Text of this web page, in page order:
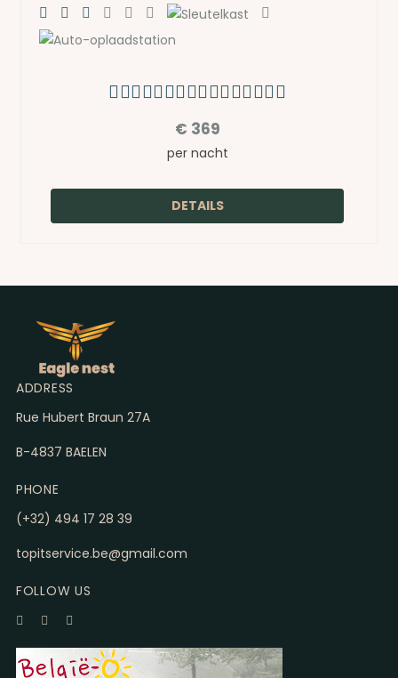
€ 369
per nacht
DETAILS
ADDRESS
Rue Hubert Braun 27A
B-4837 BAELEN
PHONE
(+32) 494 17 28 39
topitservice.be@gmail.com
FOLLOW US